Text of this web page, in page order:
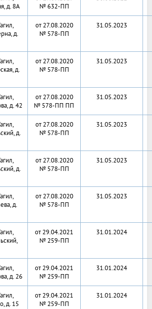
д. 8А
№ 632-ПП
д.
от 27.08.2020
№ 578-ПП
31.05.2023
д.
от 27.08.2020
№ 578-ПП
31.05.2023
д. 42
от 27.08.2020
№ 578-ПП ПП
31.05.2023
д.
от 27.08.2020
№ 578-ПП
31.05.2023
д.
от 27.08.2020
№ 578-ПП
31.05.2023
д.
от 27.08.2020
№ 578-ПП
31.05.2023
от 29.04.2021
№ 259-ПП
31.01.2024
д. 26
от 29.04.2021
№ 259-ПП
31.01.2024
д. 15
от 29.04.2021
№ 259-ПП
31.01.2024